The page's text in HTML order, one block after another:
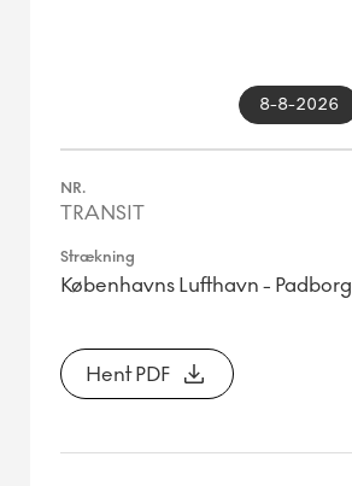
8-8-2026
TRANSIT
Københavns Lufthavn - Padborg
Hent PDF